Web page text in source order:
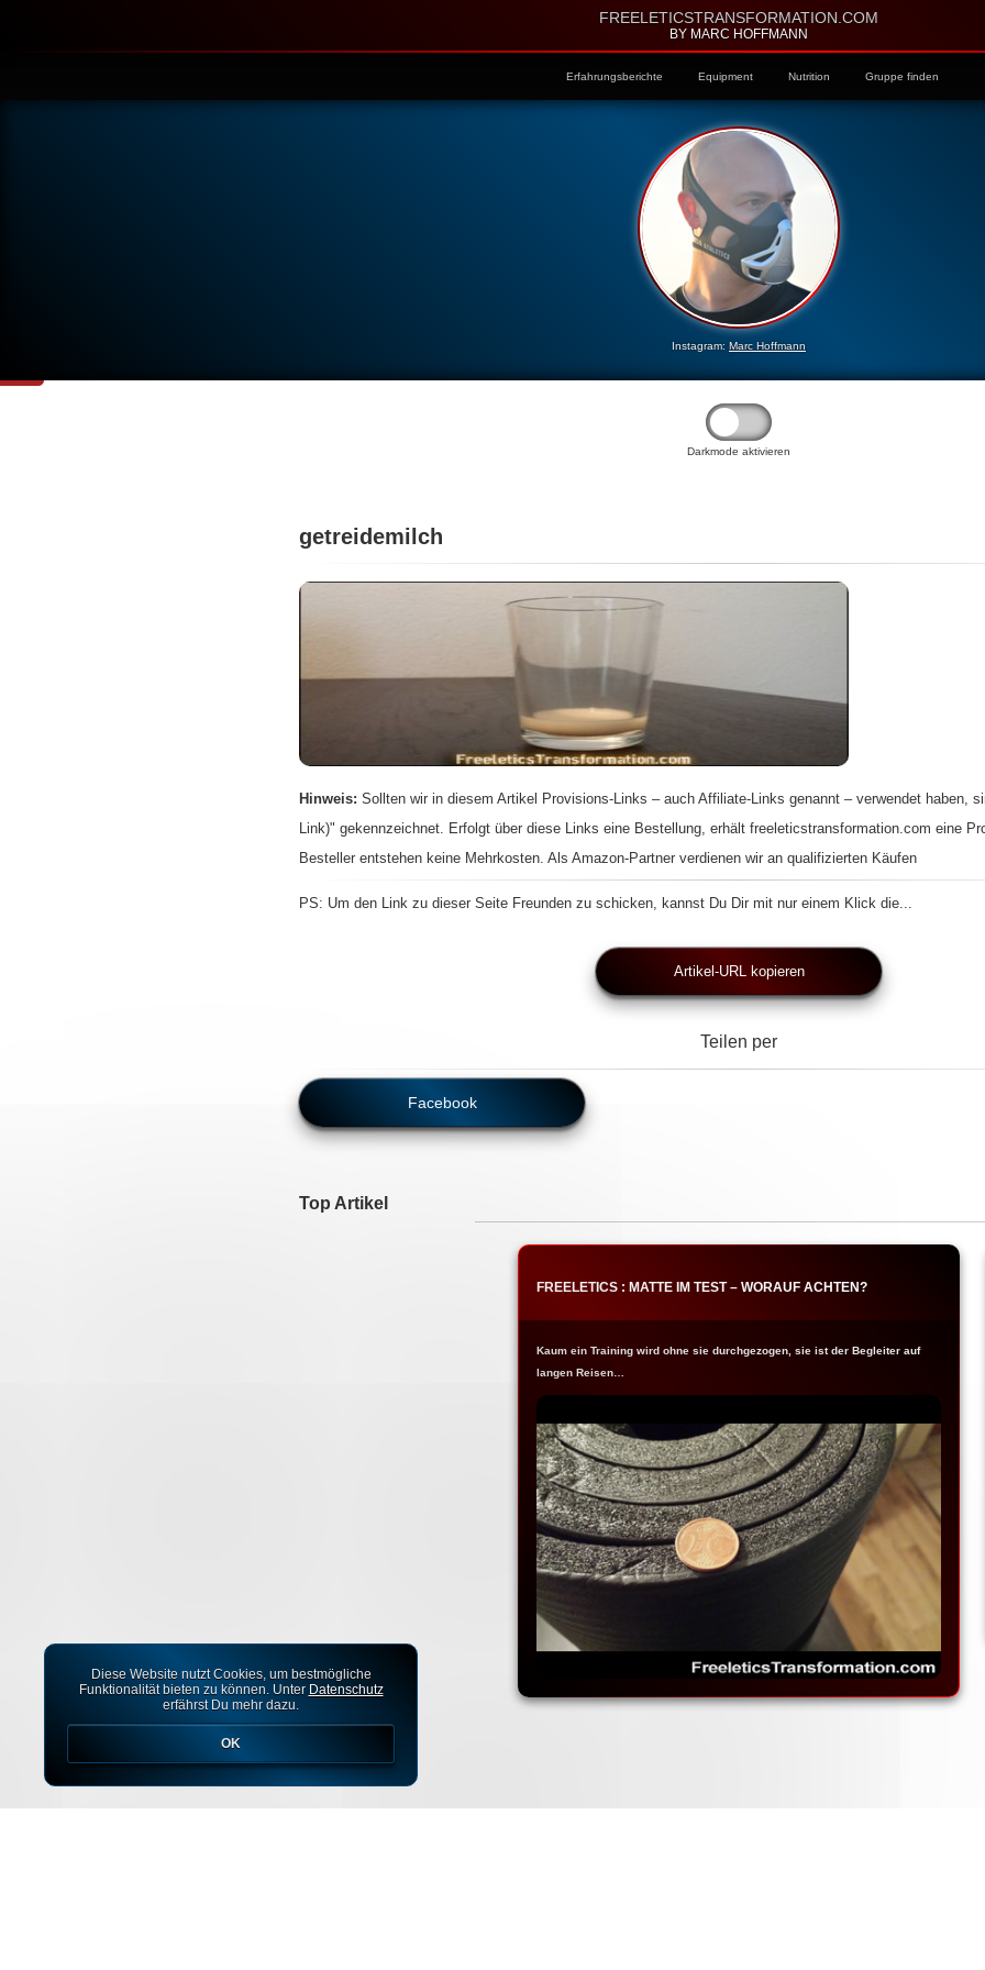
FREELETICSTRANSFORMATION.COM
BY MARC HOFFMANN
Erfahrungsberichte Equipment Nutrition Gruppe finden
Instagram: Marc Hoffmann
Darkmode aktivieren
getreidemilch
Hinweis: Sollten wir in diesem Artikel Provisions-Links – auch Affiliate-Links genannt – verwendet haben,
Link)" gekennzeichnet. Erfolgt über diese Links eine Bestellung, erhält freeleticstransformation.com eine
Besteller entstehen keine Mehrkosten. Als Amazon-Partner verdienen wir an qualifizierten Käufen
PS: Um den Link zu dieser Seite Freunden zu schicken, kannst Du Dir mit nur einem Klick die...
Artikel-URL kopieren
Teilen per
Facebook
Top Artikel
FREELETICS : MATTE IM TEST – WORAUF ACHTEN?
Kaum ein Training wird ohne sie durchgezogen, sie ist der Begleiter auf
langen Reisen…
Diese Website nutzt Cookies, um bestmögliche
Funktionalität bieten zu können. Unter Datenschutz
erfährst Du mehr dazu.
OK